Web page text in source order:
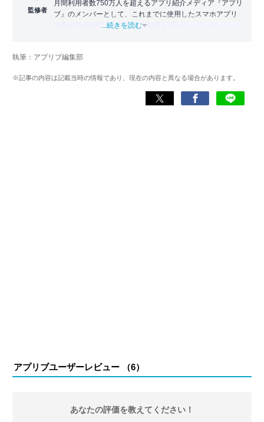
監修者
月間利用者数750万人を超えるアプリ紹介メディア『アプリ
ブ』のメンバーとして、これまでに使用したスマホアプリ
の数は25,000以上。アプリの知見を活かし、テレビ・
化アプリの紹介）、TBS『サタプラ』（スマホライフが変
スマホアプリ）他
...続きを読む
執筆：アプリブ編集部
※記事の内容は記載当時の情報であり、現在の内容と異なる場合があります。
アプリブユーザーレビュー （6）
あなたの評価を教えてください！